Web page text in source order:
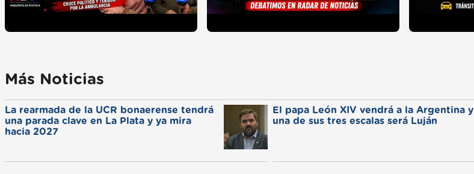
Más Noticias
La rearmada de la UCR bonaerense tendrá
una parada clave en La Plata y ya mira
hacia 2027
El papa León XIV vendrá a la Argentina y
una de sus tres escalas será Luján